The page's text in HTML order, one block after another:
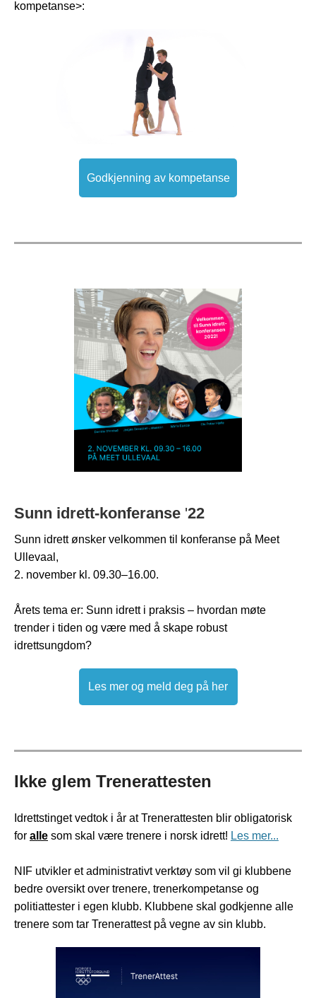
kompetanse>:
Godkjenning av kompetanse
Sunn idrett-konferanse '22
Sunn idrett ønsker velkommen til konferanse på Meet
Ullevaal,
2. november kl. 09.30–16.00.
Årets tema er: Sunn idrett i praksis – hvordan møte
trender i tiden og være med å skape robust
idrettsungdom?
Les mer og meld deg på her
Ikke glem Trenerattesten
Idrettstinget vedtok i år at Trenerattesten blir obligatorisk
for alle som skal være trenere i norsk idrett! Les mer...
NIF utvikler et administrativt verktøy som vil gi klubbene
bedre oversikt over trenere, trenerkompetanse og
politiattester i egen klubb. Klubbene skal godkjenne alle
trenere som tar Trenerattest på vegne av sin klubb.